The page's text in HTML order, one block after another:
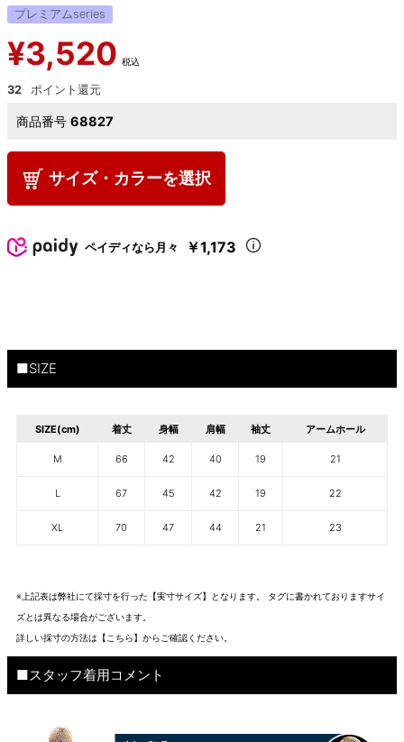
プレミアムseries
¥3,520 税込
32
商品番号 68827
サイズ・カラーを選択
ペイディなら月々 ￥1,173
■SIZE
SIZE(cm) 着丈 身幅 肩幅 袖丈 アームホール
M 66 42 40 19 21
L 67 45 42 19 22
XL 70 47 44 21 23
※上記表は弊社にて採寸を行った【実寸サイズ】となります。 タグに書かれておりますサイ
ズとは異なる場合がございます。
詳しい採寸の方法は 【こちら】から ご確認ください。
■スタッフ着用コメント